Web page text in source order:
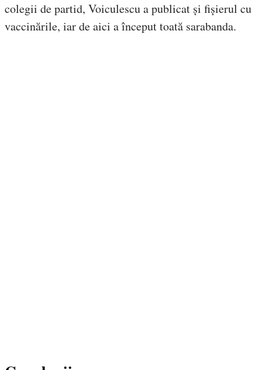
colegii de partid, Voiculescu a publicat și fișierul cu
vaccinările, iar de aici a început toată sarabanda.